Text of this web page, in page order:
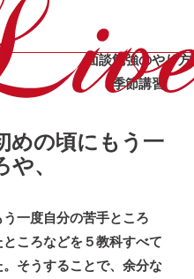
/ 成績UP
う一度自
合格体験記
面談勉強のやり方
季節講習
めの頃にもう一
、
一度自分の苦手ところ
ころなどを５教科すべて
そうすることで、余分な